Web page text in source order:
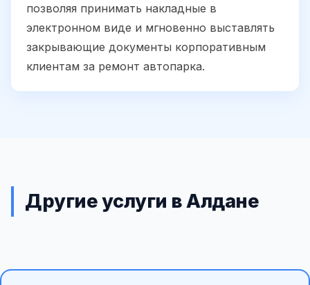
позволяя принимать накладные в
электронном виде и мгновенно выставлять
закрывающие документы корпоративным
клиентам за ремонт автопарка.
Другие услуги в Алдане